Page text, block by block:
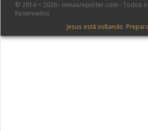
© 2014 ~ 2026 - minasreporter.com - Todos
Reservados
Jesus está voltando.